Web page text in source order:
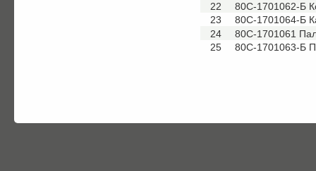
22
80С-1701062-Б
23
80С-1701064-Б
24
80С-1701061
25
80С-1701063-Б